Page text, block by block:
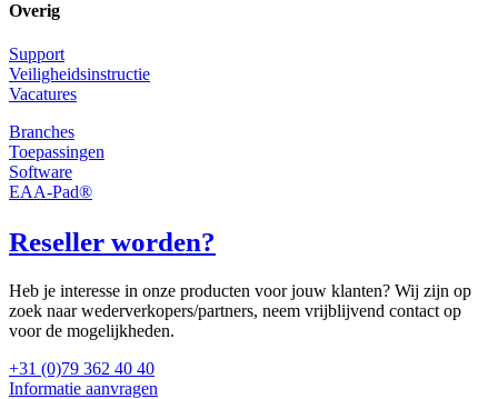
Overig
Support
Veiligheidsinstructie
Vacatures
Branches
Toepassingen
Software
EAA-Pad®
Reseller worden?
Heb je interesse in onze producten voor jouw klanten? Wij zijn op
zoek naar wederverkopers/partners, neem vrijblijvend contact op
voor de mogelijkheden.
+31 (0)79 362 40 40
Informatie aanvragen